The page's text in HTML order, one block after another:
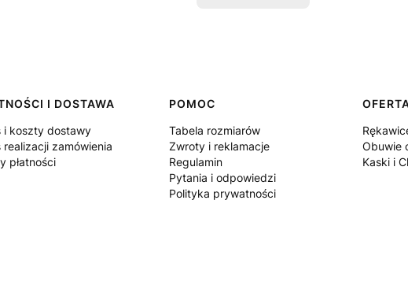
I DOSTAWA
i koszty dostawy
realizacji zamówienia
płatności
POMOC
Tabela rozmiarów
Zwroty i reklamacje
Regulamin
Pytania i odpowiedzi
Polityka prywatności
Obuwie
Kaski i